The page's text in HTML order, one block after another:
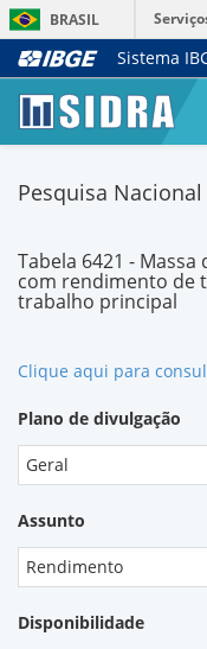
BRASIL
Sistema
Pesquisa
Tabela 6421 -
com rendimento de
trabalho principal
Clique aqui para
Plano de divulgação
Geral
Assunto
Rendimento
Disponibilidade